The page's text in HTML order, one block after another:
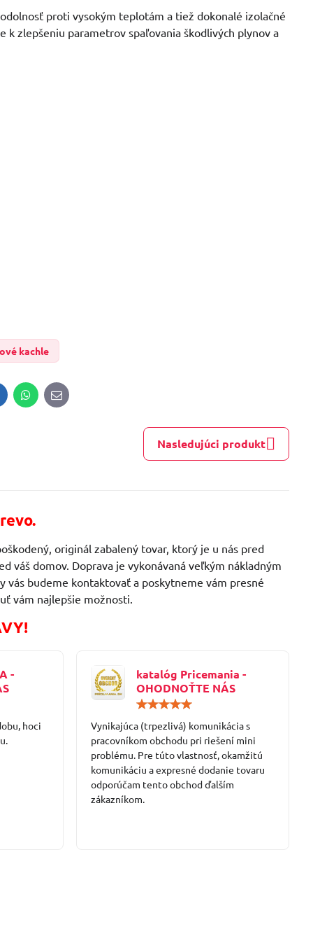
proti vysokým teplotám a tiež dokonalé izolačné
zlepšeniu parametrov spaľovania škodlivých plynov a
kachle
WhatsApp
E-
mail
Nasledujúci produkt
originál zabalený tovar, ktorý je u nás pred
váš domov. Doprava je vykonávaná veľkým nákladným
budeme kontaktovať a poskytneme vám presné
vám najlepšie možnosti.
-
/
5
hoci
katalóg Pricemania -
OHODNOŤTE NÁS
/
5
Vynikajúca (trpezlivá) komunikácia s
pracovníkom obchodu pri riešení mini
problému. Pre túto vlastnosť, okamžitú
komunikáciu a expresné dodanie tovaru
odporúčam tento obchod ďalším
zákazníkom.